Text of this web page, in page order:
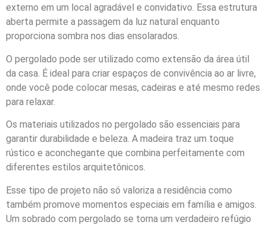
externo em um local agradável e convidativo. Essa estrutura
aberta permite a passagem da luz natural enquanto
proporciona sombra nos dias ensolarados.
O pergolado pode ser utilizado como extensão da área útil
da casa. É ideal para criar espaços de convivência ao ar livre,
onde você pode colocar mesas, cadeiras e até mesmo redes
para relaxar.
Os materiais utilizados no pergolado são essenciais para
garantir durabilidade e beleza. A madeira traz um toque
rústico e aconchegante que combina perfeitamente com
diferentes estilos arquitetônicos.
Esse tipo de projeto não só valoriza a residência como
também promove momentos especiais em família e amigos.
Um sobrado com pergolado se torna um verdadeiro refúgio